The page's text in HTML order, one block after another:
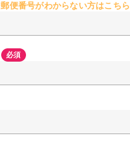
郵便番号がわからない方はこちら
必須